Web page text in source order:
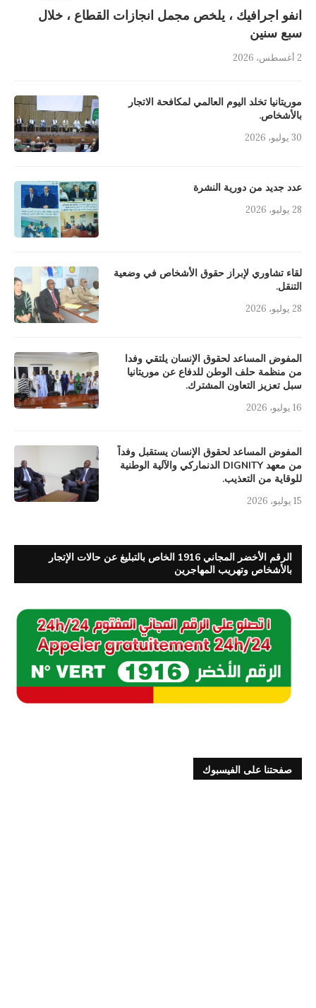
انفو اجرافيك ، يلخص مجمل انجازات القطاع ، خلال
سبع سنين
2 أغسطس، 2026
موريتانيا تخلد اليوم العالمي لمكافحة الاتجار
بالأشخاص.
30 يوليو، 2026
عدد جديد من دورية النشرة
28 يوليو، 2026
لقاء تشاوري لإبراز حقوق الأشخاص في وضعية
التنقل.
28 يوليو، 2026
المفوض المساعد لحقوق الإنسان يلتقي وفدا
من منظمة حلف الوطن للدفاع عن موريتانيا
سبل تعزيز التعاون المشترك.
16 يوليو، 2026
المفوض المساعد لحقوق الإنسان يستقبل وفداً
من معهد DIGNITY الدنماركي والآلية الوطنية
للوقاية من التعذيب.
15 يوليو، 2026
الرقم الأخضر المجاني 1916 الخاص بالتبليغ عن حالات الإتجار
بالأشخاص وتهريب المهاجرين
صفحتنا على الفيسبوك